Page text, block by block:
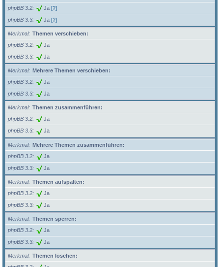
phpBB 3.2
Ja [?]
phpBB 3.3 Ja [?]
Merkmal
Themen verschieben:
phpBB 3.2
Ja
phpBB 3.3 Ja
Merkmal
Mehrere Themen verschieben:
phpBB 3.2
Ja
phpBB 3.3 Ja
Merkmal
Themen zusammenführen:
phpBB 3.2
Ja
phpBB 3.3 Ja
Merkmal
Mehrere Themen zusammenführen:
phpBB 3.2
Ja
phpBB 3.3 Ja
Merkmal
Themen aufspalten:
phpBB 3.2
Ja
phpBB 3.3 Ja
Merkmal
Themen sperren:
phpBB 3.2
Ja
phpBB 3.3 Ja
Merkmal
Themen löschen: